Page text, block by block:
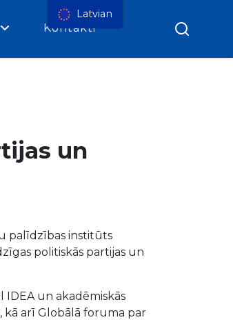
Kontakti
un
palīdzības institūts
politiskās partijas un
IDEA un akadēmiskās
kā arī Globālā foruma par
Latvian